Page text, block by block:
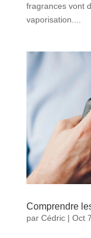
fragrances vont
vaporisation....
Comprendre
par Cédric| Oct